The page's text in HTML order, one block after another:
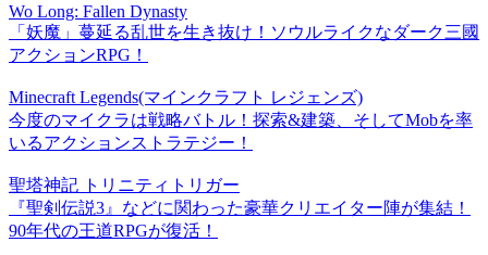
Wo Long: Fallen Dynasty
「妖魔」蔓延る乱世を生き抜け！ソウルライクなダーク三國
アクションRPG！
Minecraft Legends(マインクラフト レジェンズ)
今度のマイクラは戦略バトル！探索&建築、そしてMobを率
いるアクションストラテジー！
聖塔神記 トリニティトリガー
『聖剣伝説3』などに関わった豪華クリエイター陣が集結！
90年代の王道RPGが復活！